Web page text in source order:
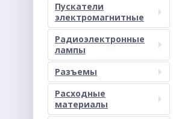
Пускатели
электромагнитные
Радиоэлектронные
лампы
Разъемы
Расходные
материалы